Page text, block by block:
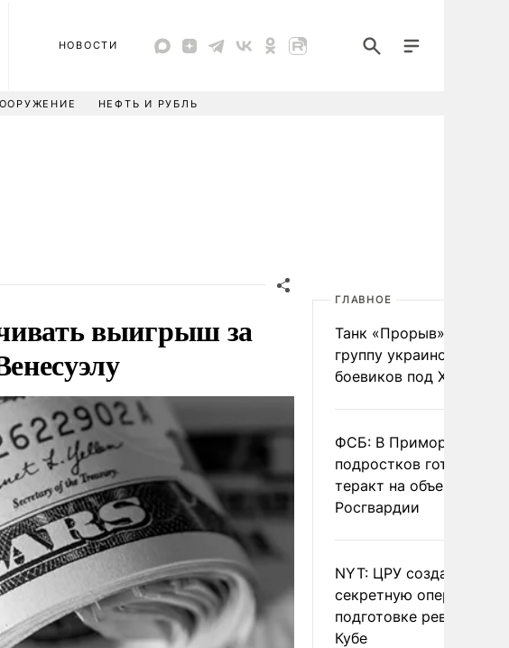
НОВОСТИ
НЕФТЬ И РУБЛЬ
выигрыш за
ГЛАВНОЕ
Танк «Прорыв»
группу украинских
боевиков под
ФСБ: В Приморье трое
подростков готовили
теракт на объекте
Росгвардии
NYT: ЦРУ создало
секретную опергруппу
подготовке революции
Кубе